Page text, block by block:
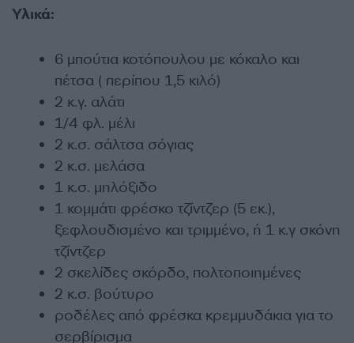
Υλικά:
6 μπούτια κοτόπουλου με κόκαλο και
πέτσα ( περίπου 1,5 κιλό)
2 κ.γ. αλάτι
1/4 φλ. μέλι
2 κ.σ. σάλτσα σόγιας
2 κ.σ. μελάσα
1 κ.σ. μηλόξιδο
1 κομμάτι φρέσκο ​​τζίντζερ (5 εκ.),
ξεφλουδισμένο και τριμμένο, ή 1 κ.γ σκόνη
τζίντζερ
2 σκελίδες σκόρδο, πολτοποιημένες
2 κ.σ. βούτυρο
ροδέλες από φρέσκα κρεμμυδάκια για το
σερβίρισμα